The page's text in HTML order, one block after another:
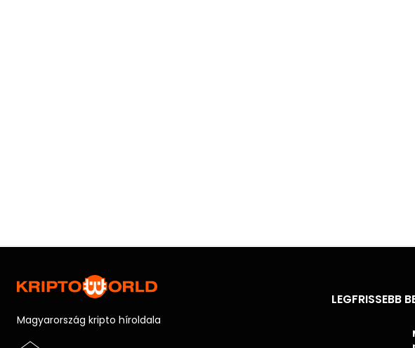
Magyarország kripto híroldala
LEGFRISSEBB